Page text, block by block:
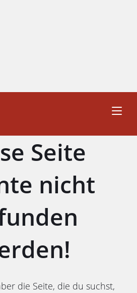
Seite
nicht
die Seite, die du suchst,